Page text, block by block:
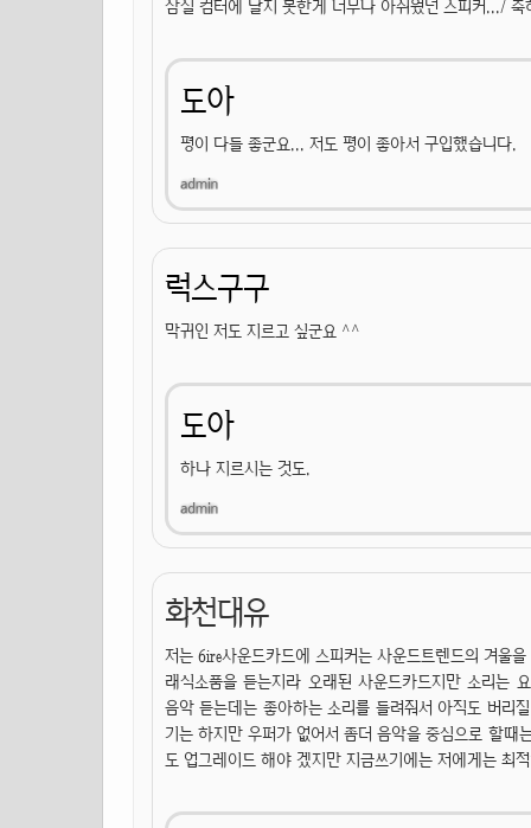
삼실 컴터에 달지 못한게 너무나 아쉬웠던 스피커.../
도아
평이 다들 좋군요... 저도 평이 좋아서 구입했습니다.
럭스구구
막귀인 저도 지르고 싶군요 ^^
도아
하나 지르시는 것도.
화천대유
저는 6ire사운드카드에 스피커는 사운드트렌드의 겨울
래식소품을 듣는지라 오래된 사운드카드지만 소리는
음악 듣는데는 좋아하는 소리를 들려줘서 아직도 버리
기는 하지만 우퍼가 없어서 좀더 음악을 중심으로 할때
도 업그레이드 해야 겠지만 지금쓰기에는 저에게는 최